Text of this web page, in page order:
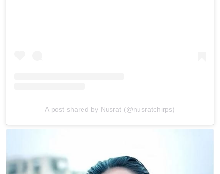
A post shared by Nusrat (@nusratchirps)